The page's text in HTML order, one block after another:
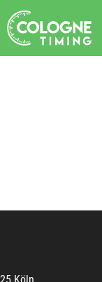
Köln